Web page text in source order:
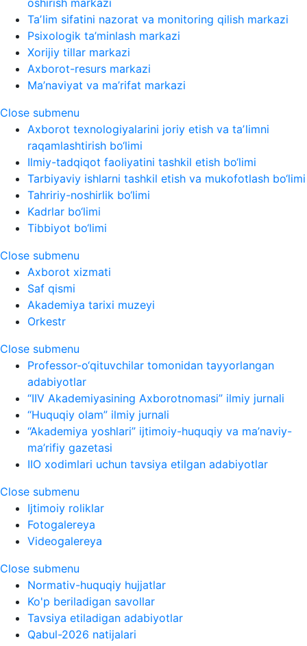
oshirish markazi
Taʼlim sifatini nazorat va monitoring qilish markazi
Psixologik ta’minlash markazi
Xorijiy tillar markazi
Axborot-resurs markazi
Ma’naviyat va ma’rifat markazi
Close submenu
Axborot texnologiyalarini joriy etish va taʼlimni
raqamlashtirish bo‘limi
Ilmiy-tadqiqot faoliyatini tashkil etish bo‘limi
Tarbiyaviy ishlarni tashkil etish va mukofotlash bo‘limi
Tahririy-noshirlik bo‘limi
Kadrlar bo‘limi
Tibbiyot bo‘limi
Close submenu
Axborot xizmati
Saf qismi
Akademiya tarixi muzeyi
Orkestr
Close submenu
Professor-o‘qituvchilar tomonidan tayyorlangan
adabiyotlar
“IIV Akademiyasining Axborotnomasi” ilmiy jurnali
“Huquqiy olam” ilmiy jurnali
“Akademiya yoshlari” ijtimoiy-huquqiy va ma’naviy-
ma’rifiy gazetasi
IIO xodimlari uchun tavsiya etilgan adabiyotlar
Close submenu
Ijtimoiy roliklar
Fotogalereya
Videogalereya
Close submenu
Normativ-huquqiy hujjatlar
Ko'p beriladigan savollar
Tavsiya etiladigan adabiyotlar
Qabul-2026 natijalari